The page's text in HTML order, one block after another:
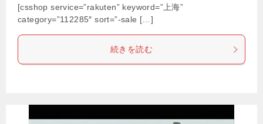
[csshop service=”rakuten” keyword=”上海”
category=”112285″ sort=”-sale […]
続きを読む